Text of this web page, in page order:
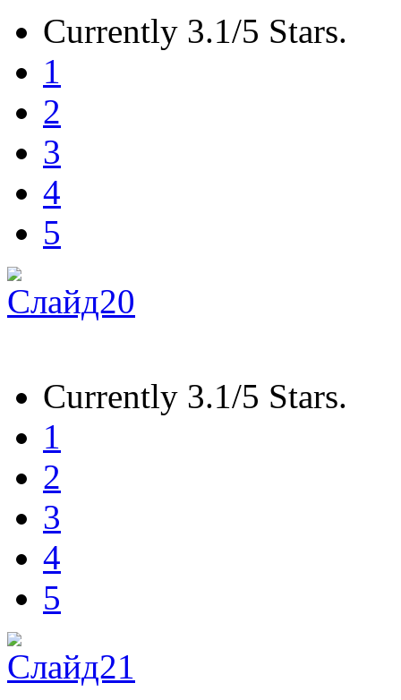
Currently 3.1/5 Stars.
1
2
3
4
5
Currently 3.1/5 Stars.
1
2
3
4
5